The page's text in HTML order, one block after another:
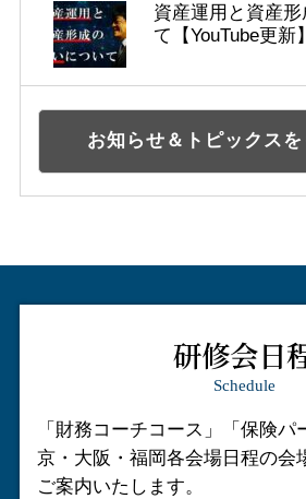
資産運用と資産
て【YouTube更新】
お知らせ＆トピックス
研修会日
Schedule
「財務コーチコース」「保険
京・大阪・福岡各会場日程の会
ご案内いたします。